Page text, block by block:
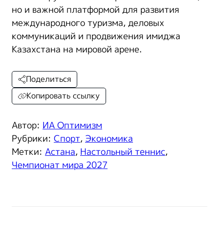
но и важной платформой для развития
международного туризма, деловых
коммуникаций и продвижения имиджа
Казахстана на мировой арене.
Автор: ИА Оптимизм
Рубрики: Спорт, Экономика
Метки: Астана, Настольный теннис,
Чемпионат мира 2027
Поделиться
Копировать ссылку